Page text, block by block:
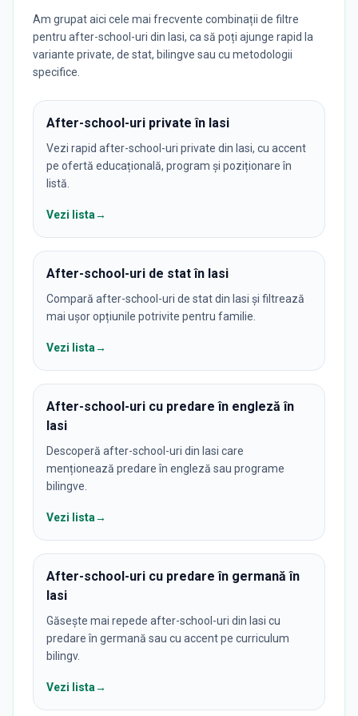
Am grupat aici cele mai frecvente combinații de filtre
pentru after-school-uri din Iasi, ca să poți ajunge rapid la
variante private, de stat, bilingve sau cu metodologii
specifice.
After-school-uri private în Iasi
Vezi rapid after-school-uri private din Iasi, cu accent
pe ofertă educațională, program și poziționare în
listă.
Vezi lista→
After-school-uri de stat în Iasi
Compară after-school-uri de stat din Iasi și filtrează
mai ușor opțiunile potrivite pentru familie.
Vezi lista→
After-school-uri cu predare în engleză în
Iasi
Descoperă after-school-uri din Iasi care
menționează predare în engleză sau programe
bilingve.
Vezi lista→
After-school-uri cu predare în germană în
Iasi
Găsește mai repede after-school-uri din Iasi cu
predare în germană sau cu accent pe curriculum
bilingv.
Vezi lista→